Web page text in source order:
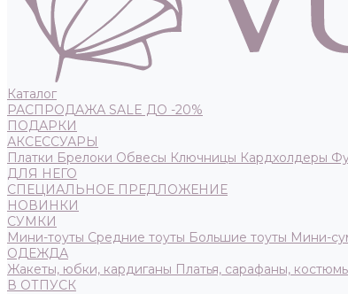
Каталог
РАСПРОДАЖА SALE ДО -20%
ПОДАРКИ
АКСЕССУАРЫ
Платки Брелоки Обвесы Ключницы Кардхолдеры
ДЛЯ НЕГО
СПЕЦИАЛЬНОЕ ПРЕДЛОЖЕНИЕ
НОВИНКИ
СУМКИ
Мини-тоуты Средние тоуты Большие тоуты Мини-
ОДЕЖДА
Жакеты, юбки, кардиганы Платья, сарафаны,
В ОТПУСК